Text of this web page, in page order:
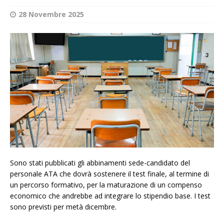
28 Novembre 2025
Sono stati pubblicati gli abbinamenti sede-candidato del
personale ATA che dovrà sostenere il test finale, al termine di
un percorso formativo, per la maturazione di un compenso
economico che andrebbe ad integrare lo stipendio base. I test
sono previsti per metà dicembre.